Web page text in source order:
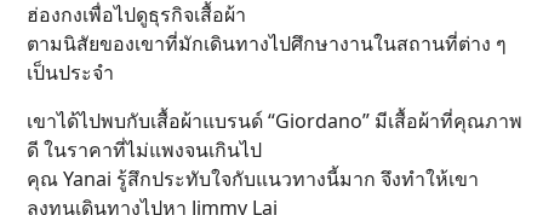
ฮ่องกงเพื่อไปดูธุรกิจเสื้อผ้า
ตามนิสัยของเขาที่มักเดินทางไปศึกษางานในสถานที่ต่าง ๆ
เป็นประจำ
เขาได้ไปพบกับเสื้อผ้าแบรนด์ “Giordano” มีเสื้อผ้าที่คุณภาพ
ดี ในราคาที่ไม่แพงจนเกินไป
คุณ Yanai รู้สึกประทับใจกับแนวทางนี้มาก จึงทำให้เขา
ลงทุนเดินทางไปหา Jimmy Lai